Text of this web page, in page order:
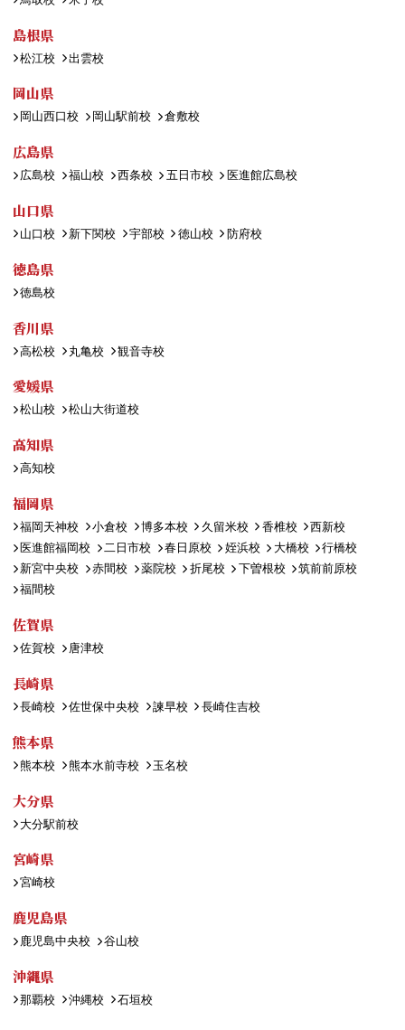
島根県
松江校 出雲校
岡山県
岡山西口校 岡山駅前校 倉敷校
広島県
広島校 福山校 西条校 五日市校 医進館広島校
山口県
山口校 新下関校 宇部校 徳山校 防府校
徳島県
徳島校
香川県
高松校 丸亀校 観音寺校
愛媛県
松山校 松山大街道校
高知県
高知校
福岡県
福岡天神校 小倉校 博多本校 久留米校 香椎校
西新校
医進館福岡校
二日市校 春日原校 姪浜校 大橋校
行橋校
新宮中央校
赤間校 薬院校 折尾校 下曽根校
筑前前原校
福間校
佐賀県
佐賀校 唐津校
長崎県
長崎校 佐世保中央校 諫早校 長崎住吉校
熊本県
熊本校 熊本水前寺校 玉名校
大分県
大分駅前校
宮崎県
宮崎校
鹿児島県
鹿児島中央校 谷山校
沖縄県
那覇校 沖縄校 石垣校